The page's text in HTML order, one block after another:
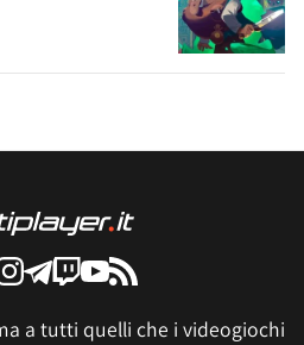
a tutti quelli che i videogiochi